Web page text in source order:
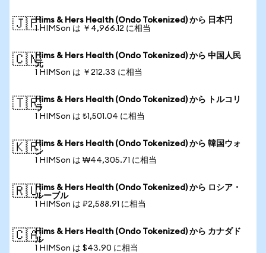
🇯🇵Hims & Hers Health (Ondo Tokenized) から 日本円
1 HIMSon は ￥4,966.12 に相当
🇨🇳Hims & Hers Health (Ondo Tokenized) から 中国人民
元
1 HIMSon は ￥212.33 に相当
🇹🇷Hims & Hers Health (Ondo Tokenized) から トルコリ
ラ
1 HIMSon は ₺1,501.04 に相当
🇰🇷Hims & Hers Health (Ondo Tokenized) から 韓国ウォ
ン
1 HIMSon は ₩44,305.71 に相当
🇷🇺Hims & Hers Health (Ondo Tokenized) から ロシア・
ルーブル
1 HIMSon は ₽2,588.91 に相当
🇨🇦Hims & Hers Health (Ondo Tokenized) から カナダド
ル
1 HIMSon は $43.90 に相当